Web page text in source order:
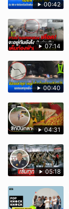
00:42
07:14
00:40
04:31
05:18